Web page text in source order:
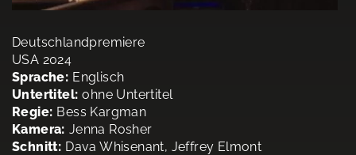
Deutschlandpremiere
USA 2024
Sprache: Englisch
Untertitel: ohne Untertitel
Regie: Bess Kargman
Kamera: Jenna Rosher
Schnitt: Dava Whisenant, Jeffrey Elmont